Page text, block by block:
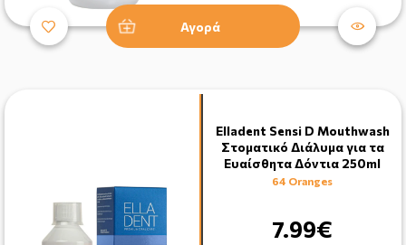
Αγορά
Elladent Sensi D Mouthwash
Στοματικό Διάλυμα για τα
Ευαίσθητα Δόντια 250ml
64 Oranges
7.99€